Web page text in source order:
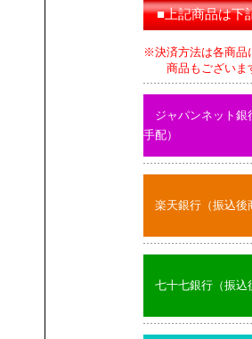
■上記商品は下
※決済方法は各商品
商品もございます
ジャパンネット銀
手配）
楽天銀行（振込後
七十七銀行（振込